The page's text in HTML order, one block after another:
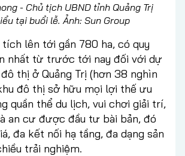
- Chủ tịch UBND tỉnh Quảng Trị
tại buổi lễ. Ảnh: Sun Group
lên tới gần 780 ha, có quy
nhất từ trước tới nay đối với dự
thị ở Quảng Trị (hơn 38 nghìn
đô thị sở hữu mọi lợi thế ưu
quần thể du lịch, vui chơi giải trí,
an cư được đầu tư bài bản, đó
đa kết nối hạ tầng, đa dạng sản
trải nghiệm.